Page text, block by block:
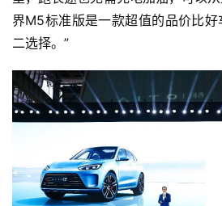
界M5标准版是一款超值的品价比
二选择。”